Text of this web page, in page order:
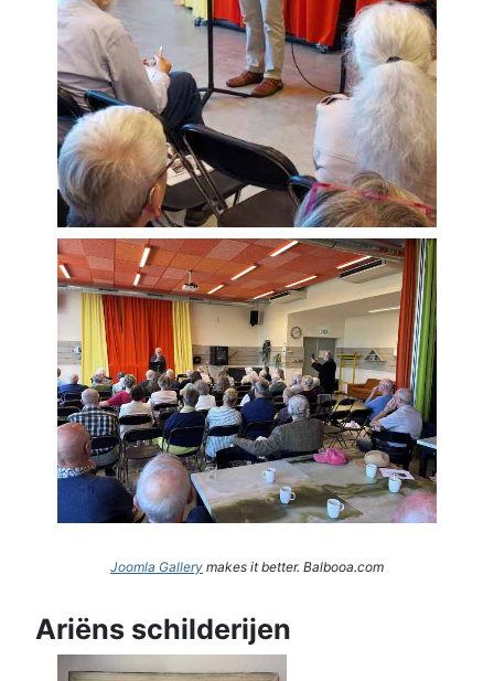
Joomla Gallery makes it better. Balbooa.com
Ariëns schilderijen